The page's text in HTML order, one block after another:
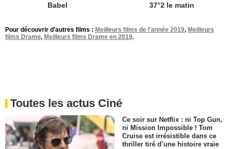
Babel 37°2 le matin
Pour découvrir d'autres films : Meilleurs films de l'année 2019, Meilleurs
films Drame, Meilleurs films Drame en 2019.
Toutes les actus Ciné
Ce soir sur Netflix : ni Top Gun,
ni Mission Impossible ! Tom
Cruise est irrésistible dans ce
thriller tiré d’une histoire vraie